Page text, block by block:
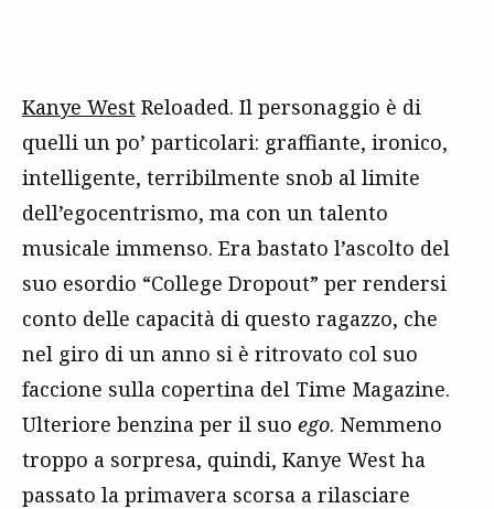
Kanye West Reloaded. Il personaggio è di
quelli un po’ particolari: graffiante, ironico,
intelligente, terribilmente snob al limite
dell’egocentrismo, ma con un talento
musicale immenso. Era bastato l’ascolto del
suo esordio “College Dropout” per rendersi
conto delle capacità di questo ragazzo, che
nel giro di un anno si è ritrovato col suo
faccione sulla copertina del Time Magazine.
Ulteriore benzina per il suo ego. Nemmeno
troppo a sorpresa, quindi, Kanye West ha
passato la primavera scorsa a rilasciare